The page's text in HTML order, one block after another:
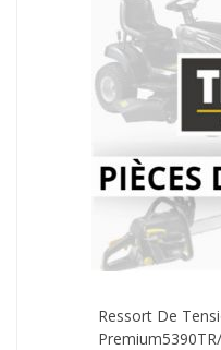
Ressort De